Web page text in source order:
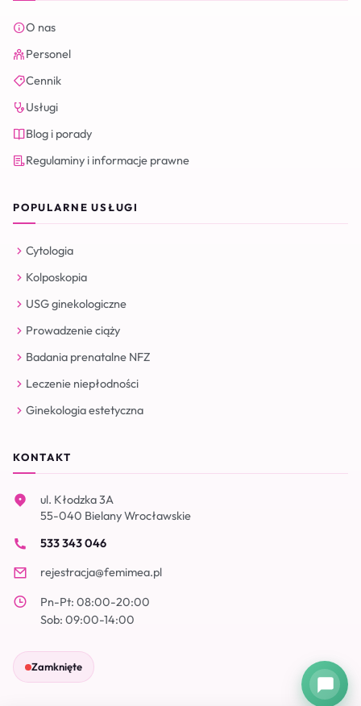
O nas
Personel
Cennik
Usługi
Blog i porady
Regulaminy i informacje prawne
POPULARNE USŁUGI
Cytologia
Kolposkopia
USG ginekologiczne
Prowadzenie ciąży
Badania prenatalne NFZ
Leczenie niepłodności
Ginekologia estetyczna
KONTAKT
ul. Kłodzka 3A
55-040 Bielany Wrocławskie
533 343 046
rejestracja@femimea.pl
Pn-Pt: 08:00-20:00
Sob: 09:00-14:00
Zamknięte